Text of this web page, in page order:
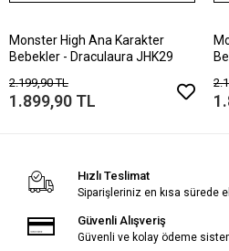
Monster High Ana Karakter
Bebekler - Draculaura JHK29
2.199,90 TL
1.899,90 TL
Hızlı Teslimat
Siparişleriniz en kısa sürede
Güvenli Alışveriş
Güvenli ve kolay ödeme